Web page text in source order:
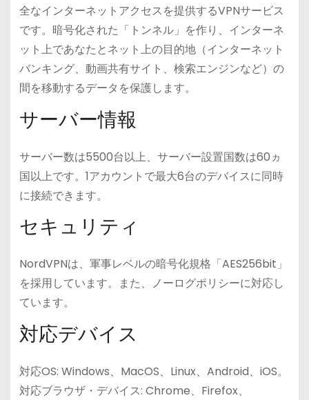
全なインターネットアクセスを提供するVPNサービス
です。暗号化された「トンネル」を作り、インターネ
ット上であなたとネット上の目的地（インターネット
バンキング、動画共有サイト、検索エンジンなど）の
間を移動するデータを保護します。
サーバー情報
サーバー数は5500台以上、サーバー設置国数は60ヵ
国以上です。1アカウントで最大6台のデバイスに同時
に接続できます。
セキュリティ
NordVPNは、軍事レベルの暗号化規格「AES256bit」
を採用しています。また、ノーログポリシーに対応し
ています。
対応デバイス
対応OS: Windows、MacOS、Linux、Android、iOS。
対応ブラウザ・デバイス: Chrome、Firefox、